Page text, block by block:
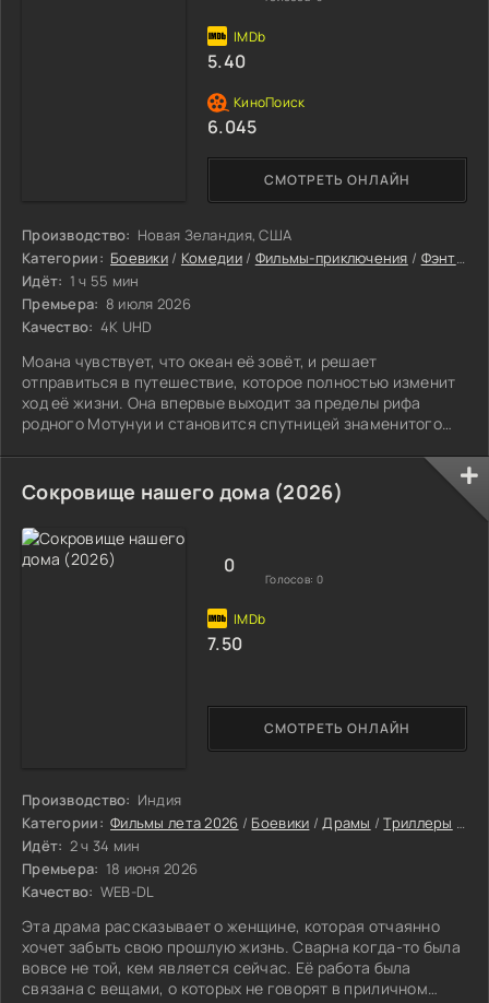
Производство: Новая Зеландия, США
Категории: Боевики / Комедии/ Фильмы-приключения / Фэнтези фильмы
Идёт: 1 ч 55 мин
Премьера: 8 июля 2026
Качество: 4K UHD
Моана чувствует, что океан её зовёт, и решает
отправиться в путешествие, которое полностью изменит
ход её жизни. Она впервые выходит за пределы рифа
родного Мотунуи и становится спутницей знаменитого
дорогу, полную препятствий и новых открытий, чтобы
вернуть процветание своему народу, который остался без
рыбы и растений. В пути Моана сталкивается с разными
трудностями. Ей приходится быть не только смелой, но и
находчивой. Она узнаёт больше о
СМОТРЕТЬ ОНЛАЙН
5.40
6.045
Сокровище нашего дома (2026)
Производство: Индия
Категории: Фильмы лета 2026 / Боевики /Драмы /Триллеры
Идёт: 2 ч 34 мин
Премьера: 18 июня 2026
Качество: WEB-DL
Эта драма рассказывает о женщине, которая отчаянно
хочет забыть свою прошлую жизнь. Сварна когда-то была
вовсе не той, кем является сейчас. Её работа была
связана с вещами, о которых не говорят в приличном
СМОТРЕТЬ ОНЛАЙН
0
Голосов: 0
7.50